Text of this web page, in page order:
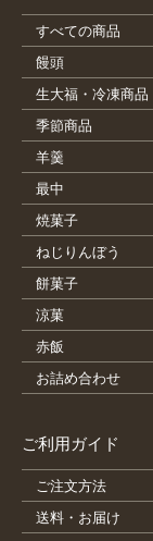
すべての商品
饅頭
生大福・冷凍商品
季節商品
羊羹
最中
焼菓子
ねじりんぼう
餅菓子
涼菓
赤飯
お詰め合わせ
ご利用ガイド
ご注文方法
送料・お届け